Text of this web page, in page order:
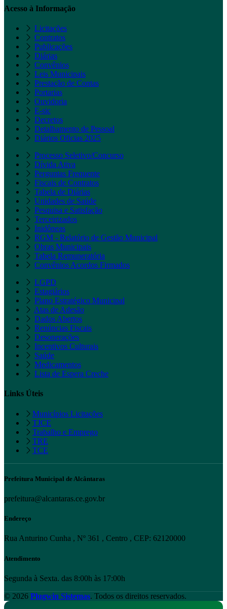
Acesso à Informação
Licitações
Contratos
Publicações
Diárias
Convênios
Leis Municipais
Prestação de Contas
Portarias
Ouvidoria
E-sic
Decretos
Detalhamento de Pessoal
Diários Oficias 2025
Processo Seletivo/Concurso
Dívida Ativa
Perguntas Frequente
Fiscais de Contratos
Tabela de Diárias
Unidades de Saúde
Pesquisa e Satisfação
Terceirizados
Inidôneas
RGM - Relatório de Gestão Municipal
Obras Municipais
Tabela Remuneratória
Convênios Acordos Firmados
LGPD
Estagiários
Plano Estratégico Municipal
Atas de Adesão
Dados Abertos
Renúncias Fiscais
Desonerações
Incentivos Culturais
Saúde
Medicamentos
Lista de Espera Creche
Links Úteis
Municípios Licitações
TJCE
Trabalho e Emprego
TRE
TCE
Prefeitura Municipal de Alcântaras
prefeitura@alcantaras.ce.gov.br
Endereço
Rua Anturino Cunha , Nº 361 , Centro , CEP: 62120000
Atendimento
Segunda à Sexta. das 8:00h às 17:00h
© 2026 Plugwin Sistemas. Todos os direitos reservados.